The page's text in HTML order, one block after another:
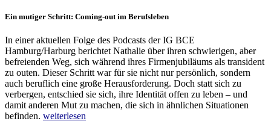
Ein mutiger Schritt: Coming-out im Berufsleben
In einer aktuellen Folge des Podcasts der IG BCE
Hamburg/Harburg berichtet Nathalie über ihren schwierigen, aber
befreienden Weg, sich während ihres Firmenjubiläums als transident
zu outen. Dieser Schritt war für sie nicht nur persönlich, sondern
auch beruflich eine große Herausforderung. Doch statt sich zu
verbergen, entschied sie sich, ihre Identität offen zu leben – und
damit anderen Mut zu machen, die sich in ähnlichen Situationen
befinden. „Meine
weiterlesen